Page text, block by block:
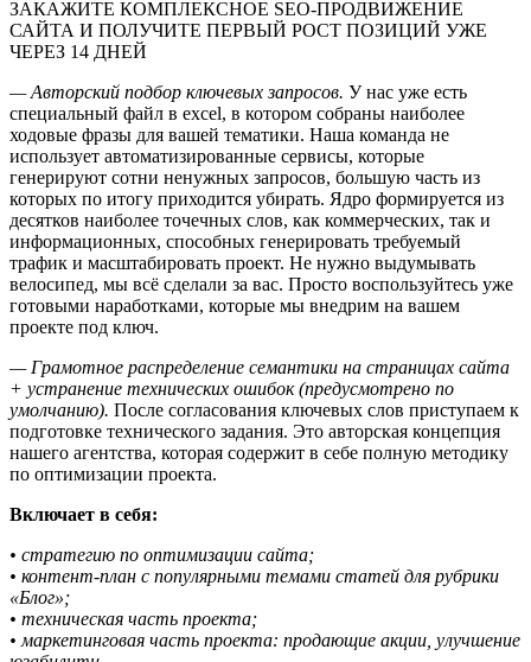
ЗАКАЖИТЕ КОМПЛЕКСНОЕ SEO-ПРОДВИЖЕНИЕ
САЙТА И ПОЛУЧИТЕ ПЕРВЫЙ РОСТ ПОЗИЦИЙ УЖЕ
ЧЕРЕЗ 14 ДНЕЙ
— Авторский подбор ключевых запросов. У нас уже есть
специальный файл в excel, в котором собраны наиболее
ходовые фразы для вашей тематики. Наша команда не
использует автоматизированные сервисы, которые
генерируют сотни ненужных запросов, большую часть из
которых по итогу приходится убирать. Ядро формируется из
десятков наиболее точечных слов, как коммерческих, так и
информационных, способных генерировать требуемый
трафик и масштабировать проект. Не нужно выдумывать
велосипед, мы всё сделали за вас. Просто воспользуйтесь уже
готовыми наработками, которые мы внедрим на вашем
проекте под ключ.
— Грамотное распределение семантики на страницах сайта
+ устранение технических ошибок (предусмотрено по
умолчанию). После согласования ключевых слов приступаем к
подготовке технического задания. Это авторская концепция
нашего агентства, которая содержит в себе полную методику
по оптимизации проекта.
Включает в себя:
• стратегию по оптимизации сайта;
• контент-план с популярными темами статей для рубрики
«Блог»;
• техническая часть проекта;
• маркетинговая часть проекта: продающие акции, улучшение